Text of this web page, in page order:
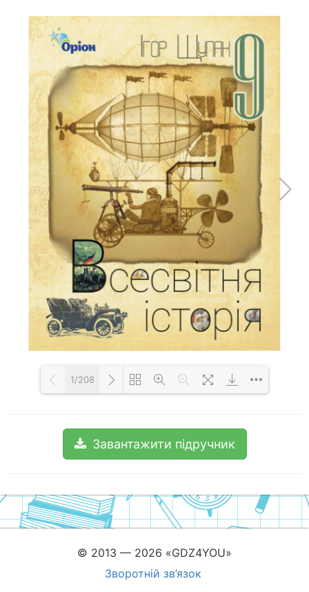
1/208
Завантажити підручник
© 2013 — 2026 «GDZ4YOU»
Зворотній зв’язок